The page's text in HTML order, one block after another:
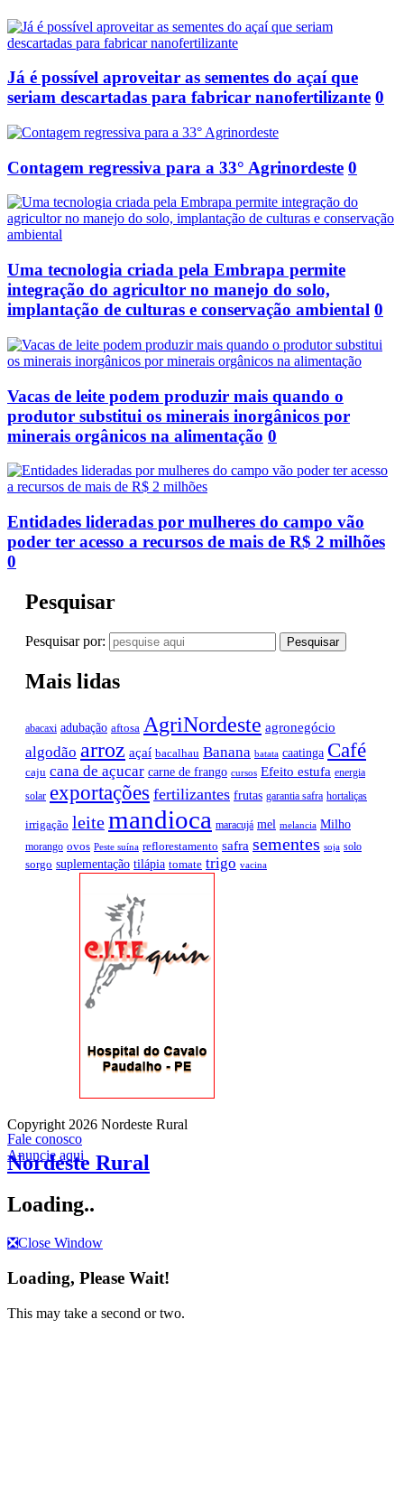
Já é possível aproveitar as sementes do açaí que
seriam descartadas para fabricar nanofertilizante 0
Contagem regressiva para a 33° Agrinordeste 0
Uma tecnologia criada pela Embrapa permite
integração do agricultor no manejo do solo,
implantação de culturas e conservação ambiental 0
Vacas de leite podem produzir mais quando o
produtor substitui os minerais inorgânicos por
minerais orgânicos na alimentação 0
Entidades lideradas por mulheres do campo vão
poder ter acesso a recursos de mais de R$ 2 milhões
0
Pesquisar
Pesquisar por:
Mais lidas
abacaxi adubação aftosa AgriNordeste agronegócio
algodão arroz açaí bacalhau Banana batata caatinga Café
caju cana de açucar carne de frango cursos Efeito estufa energia
solar exportações fertilizantes frutas garantia safra hortaliças
irrigação leitemandioca maracujá mel melancia Milho
morango ovos Peste suína reflorestamento safra sementes soja solo
sorgo suplementação tilápia tomate trigo vacina
Fale conosco
Anuncie aqui
Copyright 2026 Nordeste Rural
Nordeste Rural
Loading..
❎Close Window
Loading, Please Wait!
This may take a second or two.